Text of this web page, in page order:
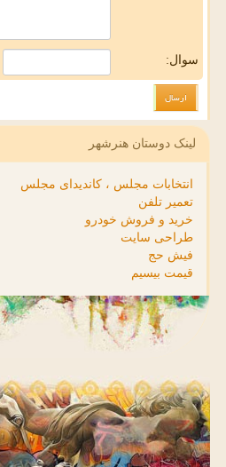
سوال:
لینک دوستان هنرشهر
انتخابات مجلس ، کاندیدای مجلس
تعمیر تلفن
خرید و فروش خودرو
طراحی سایت
فیش حج
قیمت بیسیم